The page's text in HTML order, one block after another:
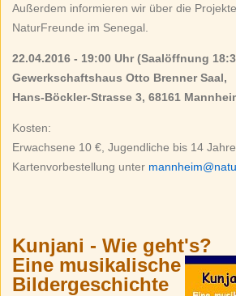
Außerdem informieren wir über die
NaturFreunde im Senegal.
22.04.2016 - 19:00 Uhr (Saalöffnung
Gewerkschaftshaus Otto Brenner Saal,
Hans-Böckler-Strasse 3, 68161
Kosten:
Erwachsene 10 €, Jugendliche bis 14
Kartenvorbestellung unter
Kunjani - Wie geht's?
Eine musikalische
Bildergeschichte